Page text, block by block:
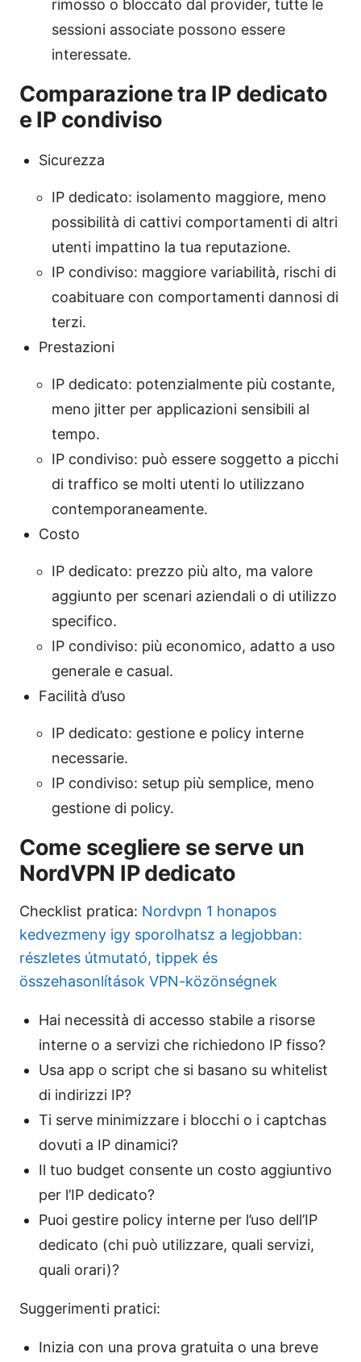
rimosso o bloccato dal provider, tutte le
sessioni associate possono essere
interessate.
Comparazione tra IP dedicato
e IP condiviso
Sicurezza
IP dedicato: isolamento maggiore, meno
possibilità di cattivi comportamenti di altri
utenti impattino la tua reputazione.
IP condiviso: maggiore variabilità, rischi di
coabituare con comportamenti dannosi di
terzi.
Prestazioni
IP dedicato: potenzialmente più costante,
meno jitter per applicazioni sensibili al
tempo.
IP condiviso: può essere soggetto a picchi
di traffico se molti utenti lo utilizzano
contemporaneamente.
Costo
IP dedicato: prezzo più alto, ma valore
aggiunto per scenari aziendali o di utilizzo
specifico.
IP condiviso: più economico, adatto a uso
generale e casual.
Facilità d’uso
IP dedicato: gestione e policy interne
necessarie.
IP condiviso: setup più semplice, meno
gestione di policy.
Come scegliere se serve un
NordVPN IP dedicato
Checklist pratica: Nordvpn 1 honapos
kedvezmeny igy sporolhatsz a legjobban:
részletes útmutató, tippek és
összehasonlítások VPN-közönségnek
Hai necessità di accesso stabile a risorse
interne o a servizi che richiedono IP fisso?
Usa app o script che si basano su whitelist
di indirizzi IP?
Ti serve minimizzare i blocchi o i captchas
dovuti a IP dinamici?
Il tuo budget consente un costo aggiuntivo
per l’IP dedicato?
Puoi gestire policy interne per l’uso dell’IP
dedicato (chi può utilizzare, quali servizi,
quali orari)?
Suggerimenti pratici:
Inizia con una prova gratuita o una breve